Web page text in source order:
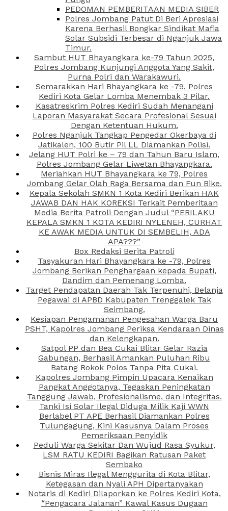
PEDOMAN PEMBERITAAN MEDIA SIBER
Polres Jombang Patut Di Beri Apresiasi
Karena Berhasil Bongkar Sindikat Mafia
Solar Subsidi Terbesar di Nganjuk Jawa
Timur.
Sambut HUT Bhayangkara ke-79 Tahun 2025,
Polres Jombang Kunjungi Anggota Yang Sakit,
Purna Polri dan Warakawuri.
Semarakkan Hari Bhayangkara ke -79, Polres
Kediri Kota Gelar Lomba Menembak 3 Pilar.
Kasatreskrim Polres Kediri Sudah Menangani
Laporan Masyarakat Secara Profesional Sesuai
Dengan Ketentuan Hukum.
Polres Nganjuk Tangkap Pengedar Okerbaya di
Jatikalen, 100 Butir Pil LL Diamankan Polisi.
Jelang HUT Polri ke – 79 dan Tahun Baru Islam,
Polres Jombang Gelar Liwetan Bhayangkara.
Meriahkan HUT Bhayangkara ke 79, Polres
Jombang Gelar Olah Raga Bersama dan Fun Bike.
Kepala Sekolah SMKN 1 Kota Kediri Berikan HAK
JAWAB DAN HAK KOREKSI Terkait Pemberitaan
Media Berita Patroli Dengan Judul “PERILAKU
KEPALA SMKN 1 KOTA KEDIRI NYLENEH, CURHAT
KE AWAK MEDIA UNTUK DI SEMBELIH, ADA
APA???”
Box Redaksi Berita Patroli
Tasyakuran Hari Bhayangkara ke -79, Polres
Jombang Berikan Penghargaan kepada Bupati,
Dandim dan Pemenang Lomba.
Target Pendapatan Daerah Tak Terpenuhi, Belanja
Pegawai di APBD Kabupaten Trenggalek Tak
Seimbang.
Kesiapan Pengamanan Pengesahan Warga Baru
PSHT, Kapolres Jombang Periksa Kendaraan Dinas
dan Kelengkapan.
Satpol PP dan Bea Cukai Blitar Gelar Razia
Gabungan, Berhasil Amankan Puluhan Ribu
Batang Rokok Polos Tanpa Pita Cukai.
Kapolres Jombang Pimpin Upacara Kenaikan
Pangkat Anggotanya, Tegaskan Peningkatan
Tanggung Jawab, Profesionalisme, dan Integritas.
Tanki Isi Solar Ilegal Diduga Milik Kaji WWN
Berlabel PT APE Berhasil Diamankan Polres
Tulungagung, Kini Kasusnya Dalam Proses
Pemeriksaan Penyidik
Peduli Warga Sekitar Dan Wujud Rasa Syukur,
LSM RATU KEDIRI Bagikan Ratusan Paket
Sembako
Bisnis Miras Ilegal Menggurita di Kota Blitar,
Ketegasan dan Nyali APH Dipertanyakan
Notaris di Kediri Dilaporkan ke Polres Kediri Kota,
“Pengacara Jalanan” Kawal Kasus Dugaan